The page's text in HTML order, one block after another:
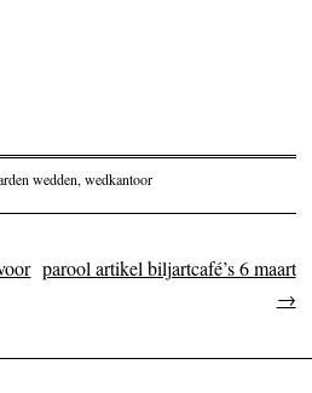
wedden,wedkantoor
parool artikel biljartcafé’s 6 maart
→